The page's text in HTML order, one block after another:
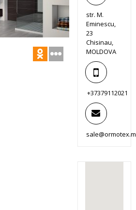
str. M.
Eminescu,
23
Chisinau,
MOLDOVA
+37379112021